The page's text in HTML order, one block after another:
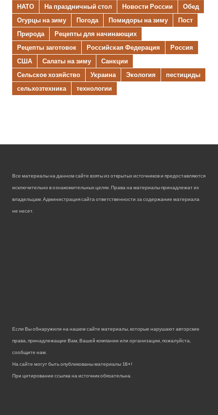
НАТО
На праздничный стол Новости России
Обед
Огурцы на зиму
Погода Помидоры на зиму
Пост
Природа
Рецепты для начинающих
Рецепты заготовок
Российская Федерация
Россия
США
Салаты на зиму
Санкции
Сельское хозяйство
Украина Экология
пестициды
сельхозтехника
технологии
Все материалы на данном сайте взяты из открытых источников и предоставляются
исключительно в ознакомительных целях. Права на материалы принадлежат их
владельцам. Администрация сайта ответственности за содержание материала
не несет.
Если Вы обнаружили на нашем сайте материалы, которые нарушают авторские
права, принадлежащие Вам, Вашей компании или организации, пожалуйста,
сообщите нам.
На сайте могут быть опубликованы материалы 18+!
При цитировании ссылка на источник обязательна.